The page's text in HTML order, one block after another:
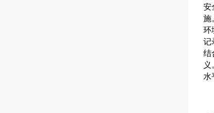
安
施
环
记
结
水